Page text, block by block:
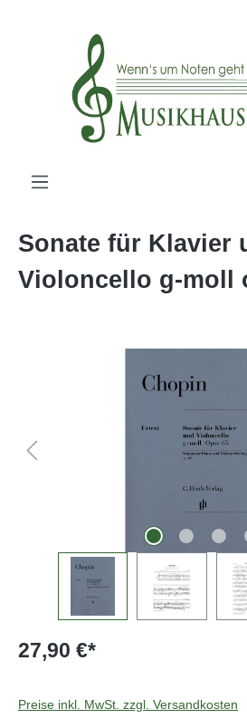
Sonate für Klavier
Violoncello g-moll
27,90 €*
Preise inkl. MwSt. zzgl. Versandkosten